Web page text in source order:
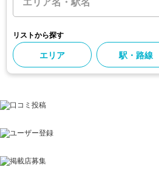
リストから探す
エリア 駅・路線